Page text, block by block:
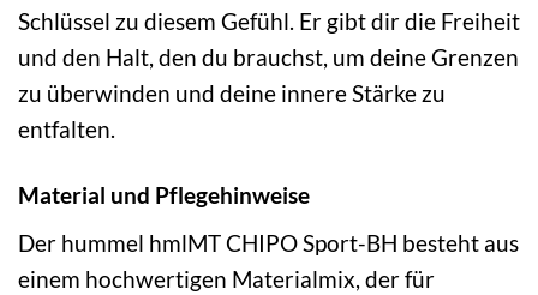
Schlüssel zu diesem Gefühl. Er gibt dir die Freiheit
und den Halt, den du brauchst, um deine Grenzen
zu überwinden und deine innere Stärke zu
entfalten.
Material und Pflegehinweise
Der hummel hmlMT CHIPO Sport-BH besteht aus
einem hochwertigen Materialmix, der für